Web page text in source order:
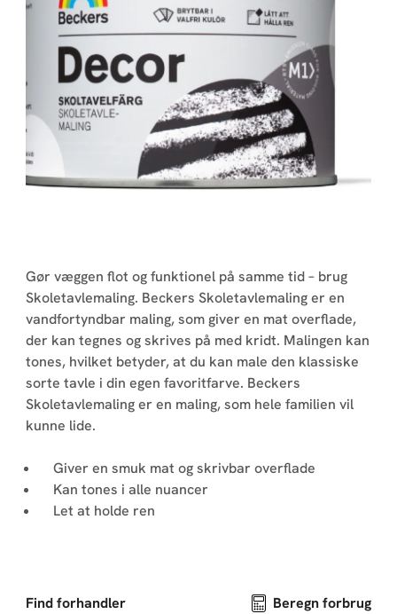
Gør væggen flot og funktionel på samme tid – brug
Skoletavlemaling. Beckers Skoletavlemaling er en
vandfortyndbar maling, som giver en mat overflade,
der kan tegnes og skrives på med kridt. Malingen kan
tones, hvilket betyder, at du kan male den klassiske
sorte tavle i din egen favoritfarve. Beckers
Skoletavlemaling er en maling, som hele familien vil
kunne lide.
Giver en smuk mat og skrivbar overflade
Kan tones i alle nuancer
Let at holde ren
Find forhandler Beregn forbrug